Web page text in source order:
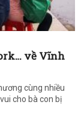
về Vĩnh
cùng nhiều
cho bà con bị